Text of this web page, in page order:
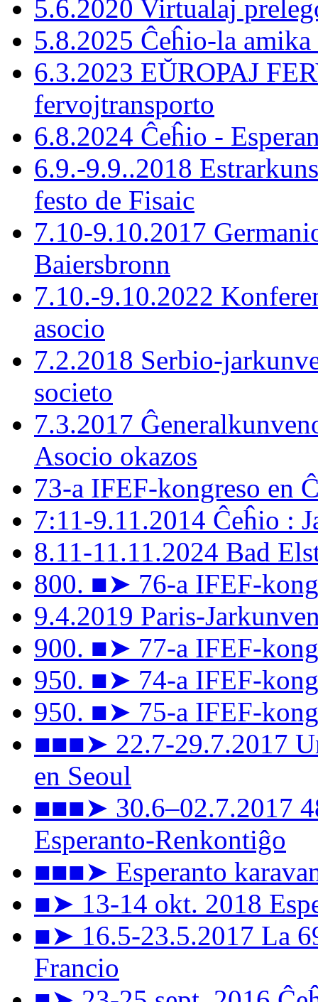
5.6.2020 Virtualaj
5.8.2025 Ĉeĥio-la
6.3.2023 EŬROPAJ
fervojtransporto
6.8.2024 Ĉeĥio -
6.9.-9.9..2018
festo de Fisaic
7.10-9.10.2017
Baiersbronn
7.10.-9.10.2022
asocio
7.2.2018 Serbio-
societo
7.3.2017
Asocio okazos
73-a IFEF-kongreso en
7:11-9.11.2014 Ĉeĥio :
8.11-11.11.2024 Bad
800. ■➤ 76-a IFEF-
9.4.2019 Paris-
900. ■➤ 77-a IFEF-
950. ■➤ 74-a IFEF-
950. ■➤ 75-a IFEF-
■■■➤ 22.7-29.7.2017
en Seoul
■■■➤ 30.6–02.7.2017
Esperanto-Renkontiĝo
■■■➤ Esperanto
■➤ 13-14 okt. 2018
■➤ 16.5-23.5.2017 La
Francio